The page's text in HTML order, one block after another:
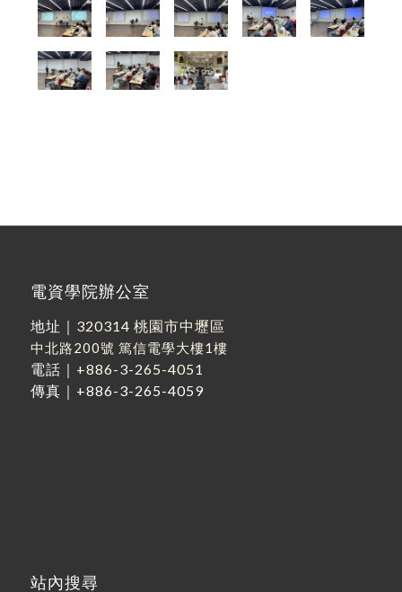
電資學院辦公室
地址｜ 320314 桃園市中壢區
中北路200號 篤信電學大樓1樓
電話｜ +886-3-265-4051
傳真｜+886-3-265-4059
站內搜尋